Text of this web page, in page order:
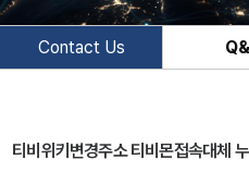
Contact Us
티비위키변경주소 티비몬접속대체